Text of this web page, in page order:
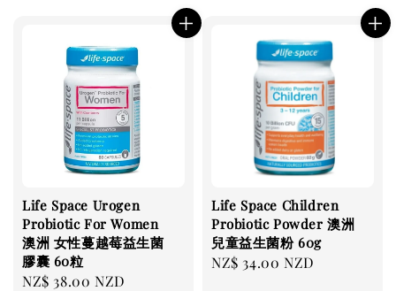
Life Space Urogen
Probiotic For Women
澳洲 女性蔓越莓益生菌
膠囊 60粒
Regular
NZ$ 38.00 NZD
Life Space Children
Probiotic Powder 澳洲
兒童益生菌粉 60g
Regular
NZ$ 34.00 NZD